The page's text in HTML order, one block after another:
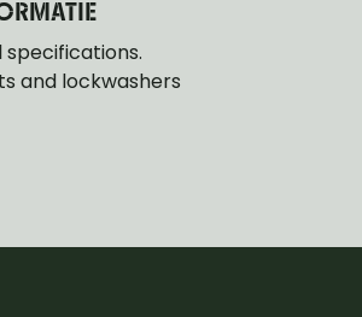
specifications.
and lockwashers